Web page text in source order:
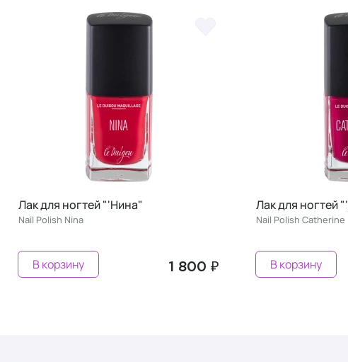
800 ₽
Лак для ногтей "'Катерина"
Nail Polish Сatherine
1 800 ₽
Лак
Nail